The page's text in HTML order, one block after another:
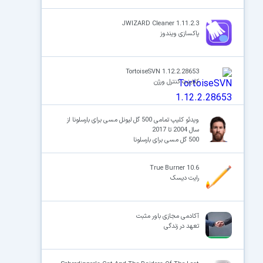
JWIZARD Cleaner 1.11.2.3
پاکسازی ویندوز
TortoiseSVN 1.12.2.28653
کلاینت کنترل ورژن
ویدئو کلیپ تمامی 500 گل لیونل مسی برای بارسلونا از
سال 2004 تا 2017
500 گل مسی برای بارسلونا
True Burner 10.6
رایت دیسک
آکادمی مجازی باور مثبت
تعهد در زندگی